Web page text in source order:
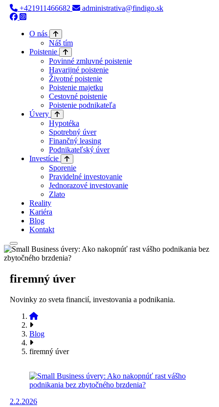
+421911466682 administrativa@findigo.sk
O nás
Náš tím
Poistenie
Povinné zmluvné poistenie
Havarijné poistenie
Životné poistenie
Poistenie majetku
Cestovné poistenie
Poistenie podnikateľa
Úvery
Hypotéka
Spotrebný úver
Finančný leasing
Podnikateľský úver
Investície
Sporenie
Pravidelné investovanie
Jednorazové investovanie
Zlato
Reality
Kariéra
Blog
Kontakt
firemný úver
Novinky zo sveta financií, investovania a podnikania.
Blog
firemný úver
2.2.2026